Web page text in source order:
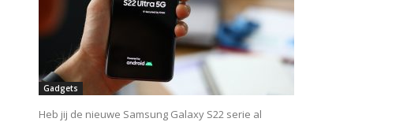
Gadgets
Heb jij de nieuwe Samsung Galaxy S22 serie al